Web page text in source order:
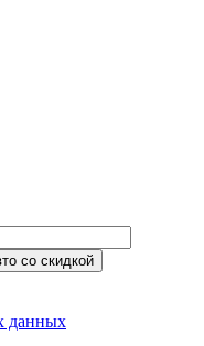
Купить авто со скидкой
данных